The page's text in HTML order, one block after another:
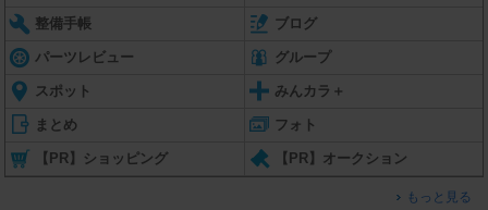
整備手帳 ブログ
パーツレビュー グループ
スポット みんカラ＋
まとめ フォト
【PR】ショッピング 【PR】オークション
もっと見る